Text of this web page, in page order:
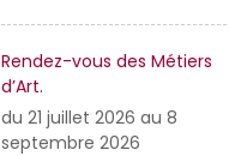
Rendez-vous des Métiers
d’Art.
du 21 juillet 2026 au 8
septembre 2026